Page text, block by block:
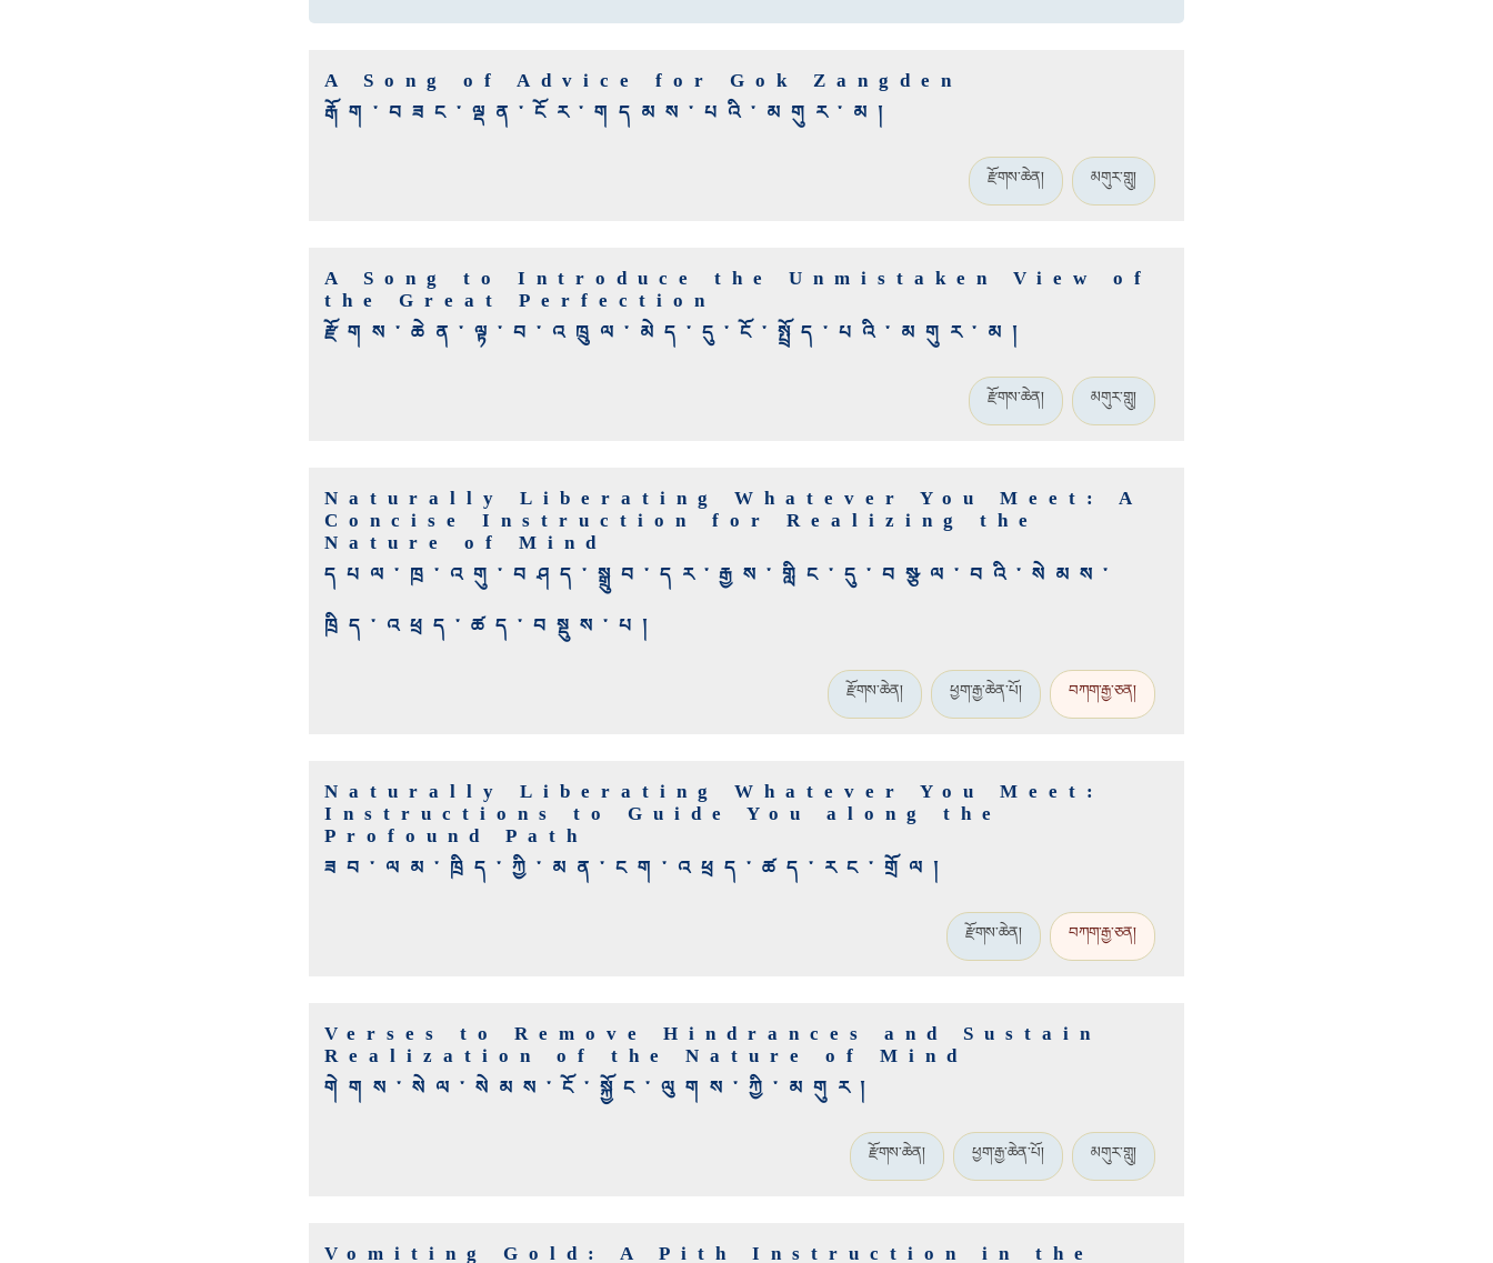
A Song of Advice for Gok Zangden
རྒོག་བཟང་ལྡན་ངོར་གདམས་པའི་མགུར་མ།
རྫོགས་ཆེན། མགུར་གླུ།
A Song to Introduce the Unmistaken View of
the Great Perfection
རྫོགས་ཆེན་ལྟ་བ་འཁྲུལ་མེད་དུ་ངོ་སྤྲོད་པའི་མགུར་མ།
རྫོགས་ཆེན། མགུར་གླུ།
Naturally Liberating Whatever You Meet: A
Concise Instruction for Realizing the
Nature of Mind
དཔལ་ཁྲ་འགུ་བཤད་སྒྲུབ་དར་རྒྱས་གླིང་དུ་བསྩལ་བའི་སེམས་
ཁྲིད་འཕྲད་ཚད་བསྡུས་པ།
རྫོགས་ཆེན། ཕྱག་རྒྱ་ཆེན་པོ། བཀག་རྒྱ་ཅན།
Naturally Liberating Whatever You Meet:
Instructions to Guide You along the
Profound Path
ཟབ་ལམ་ཁྲིད་ཀྱི་མན་ངག་འཕྲད་ཚད་རང་གྲོལ།
རྫོགས་ཆེན། བཀག་རྒྱ་ཅན།
Verses to Remove Hindrances and Sustain
Realization of the Nature of Mind
གེགས་སེལ་སེམས་ངོ་སྐྱོང་ལུགས་ཀྱི་མགུར།
རྫོགས་ཆེན། ཕྱག་རྒྱ་ཆེན་པོ། མགུར་གླུ།
Vomiting Gold: A Pith Instruction in the